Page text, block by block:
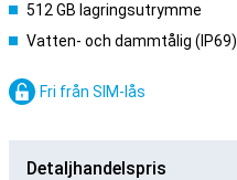
512 GB lagringsutrymme
Vatten- och dammtålig (IP69)
Fri från SIM-lås
Detaljhandelspris